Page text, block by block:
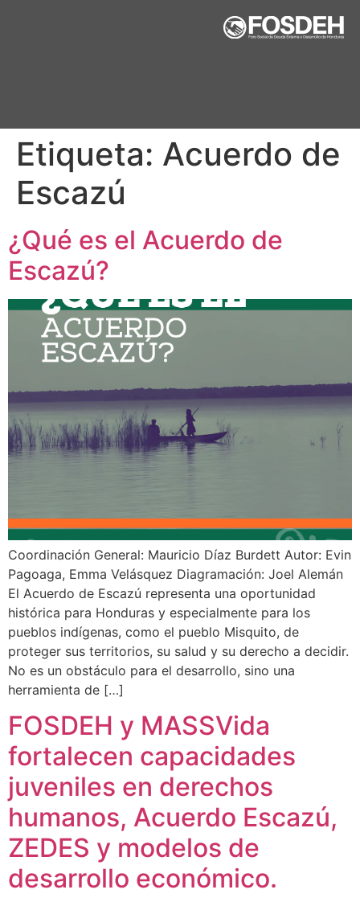
Etiqueta: Acuerdo de
Escazú
¿Qué es el Acuerdo de
Escazú?
Coordinación General: Mauricio Díaz Burdett Autor: Evin
Pagoaga, Emma Velásquez Diagramación: Joel Alemán
El Acuerdo de Escazú representa una oportunidad
histórica para Honduras y especialmente para los
pueblos indígenas, como el pueblo Misquito, de
proteger sus territorios, su salud y su derecho a decidir.
No es un obstáculo para el desarrollo, sino una
herramienta de […]
FOSDEH y MASSVida
fortalecen capacidades
juveniles en derechos
humanos, Acuerdo Escazú,
ZEDES y modelos de
desarrollo económico.